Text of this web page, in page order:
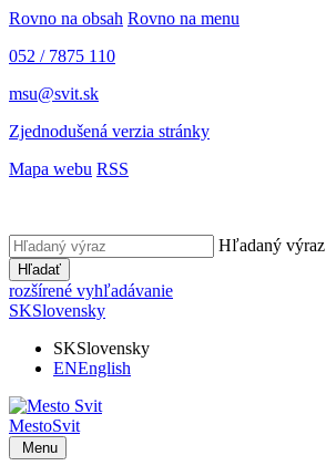
Rovno na obsah Rovno na menu
052 / 7875 110
msu@svit.sk
Zjednodušená verzia stránky
Mapa webu RSS
Hľadaný výraz
Hľadať
rozšírené vyhľadávanie
SKSlovensky
SKSlovensky
ENEnglish
MestoSvit
Menu